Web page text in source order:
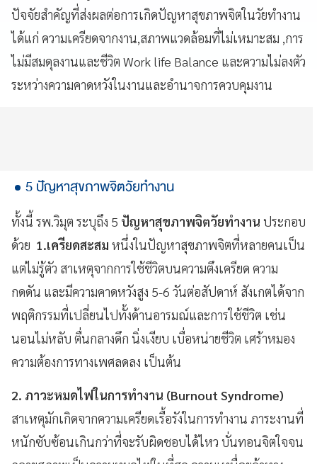
ปัจจัยสำคัญที่ส่งผลต่อการเกิดปัญหาสุขภาพจิตในวัยทำงาน
ได้แก่ ความเครียดจากงาน,สภาพแวดล้อมที่ไม่เหมาะสม ,การ
ไม่มีสมดุลงานและชีวิต Work life Balance และความไม่ลงตัว
ระหว่างความคาดหวังในงานและอำนาจการควบคุมงาน
5 ปัญหาสุขภาพจิตวัยทำงาน
ทั้งนี้ รพ.วิมุต ระบุถึง 5 ปัญหาสุขภาพจิตวัยทำงาน ประกอบ
ด้วย 1.เครียดสะสม หนึ่งในปัญหาสุขภาพจิตที่หลายคนเป็น
แต่ไม่รู้ตัว สาเหตุจากการใช้ชีวิตบนความตึงเครียด ความ
กดดัน และมีความคาดหวังสูง 5-6 วันต่อสัปดาห์ สังเกตได้จาก
พฤติกรรมที่เปลี่ยนไปทั้งด้านอารมณ์และการใช้ชีวิต เช่น
นอนไม่หลับ ตื่นกลางดึก นิ่งเงียบ เบื่อหน่ายชีวิต เศร้าหมอง
ความต้องการทางเพศลดลง เป็นต้น
2. ภาวะหมดไฟในการทำงาน (Burnout Syndrome)
สาเหตุมักเกิดจากความเครียดเรื้อรังในการทำงาน ภาระงานที่
หนักซับซ้อนเกินกว่าที่จะรับผิดชอบได้ไหว บั่นทอนจิตใจจน